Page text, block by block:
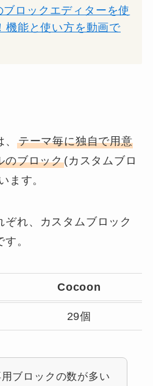
ブロックエディターを使
機能と使い方を動画で
テーマ毎に独自で用意
のブロック(カスタムブロ
ます。
れ、カスタムブロック
。
Cocoon
29個
ブロックの数が多い